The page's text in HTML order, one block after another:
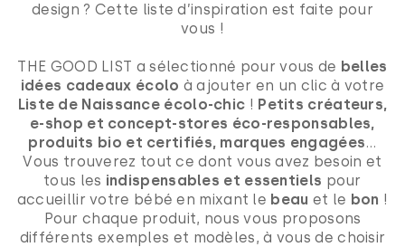
design ? Cette liste d’inspiration est faite pour
vous !
THE GOOD LIST a sélectionné pour vous de belles
idées cadeaux écolo à ajouter en un clic à votre
Liste de Naissance écolo-chic ! Petits créateurs,
e-shop et concept-stores éco-responsables,
produits bio et certifiés, marques engagées…
Vous trouverez tout ce dont vous avez besoin et
tous les indispensables et essentiels pour
accueillir votre bébé en mixant le beau et le bon !
Pour chaque produit, nous vous proposons
différents exemples et modèles, à vous de choisir